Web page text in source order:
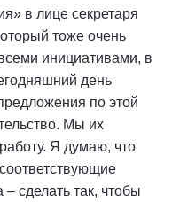
в лице секретаря
тоже очень
инициативами, в
день
по этой
Мы их
Я думаю, что
сделать так, чтобы